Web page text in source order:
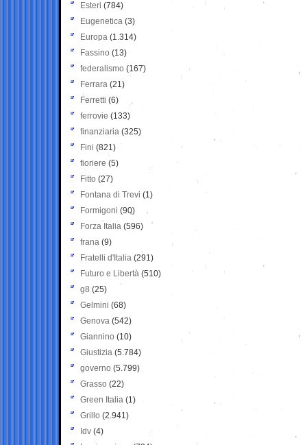
Esteri (784)
Eugenetica (3)
Europa (1.314)
Fassino (13)
federalismo (167)
Ferrara (21)
Ferretti (6)
ferrovie (133)
finanziaria (325)
Fini (821)
fioriere (5)
Fitto (27)
Fontana di Trevi (1)
Formigoni (90)
Forza Italia (596)
frana (9)
Fratelli d'Italia (291)
Futuro e Libertà (510)
g8 (25)
Gelmini (68)
Genova (542)
Giannino (10)
Giustizia (5.784)
governo (5.799)
Grasso (22)
Green Italia (1)
Grillo (2.941)
Idv (4)